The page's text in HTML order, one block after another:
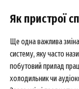
Як пристрої
Ще одна важлива
систему, яку часто
побутовий прилад
холодильник чи